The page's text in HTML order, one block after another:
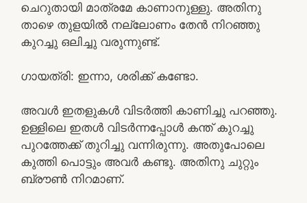
ചെറുതായി മാത്രമേ കാണാനുള്ളു. അതിനു
താഴെ തുളയിൽ നല്ലോണം തേൻ നിറഞ്ഞു
കുറച്ചു ഒലിച്ചു വരുന്നുണ്ട്.
ഗായത്രി: ഇന്നാ, ശരിക്ക് കണ്ടോ.
അവൾ ഇതളുകൾ വിടർത്തി കാണിച്ചു പറഞ്ഞു.
ഉള്ളിലെ ഇതൾ വിടർന്നപ്പോൾ കന്ത് കുറച്ചു
പുറത്തേക്ക് തുറിച്ചു വന്നിരുന്നു. അതുപോലെ
കുത്തി പൊട്ടും അവർ കണ്ടു. അതിനു ചുറ്റും
ബ്രൗൺ നിറമാണ്.